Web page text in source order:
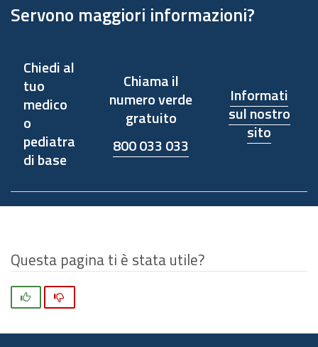
Addetti ai servizi
Donatori di sangue e volontari in ambito socio-
Personale degli
Servono maggiori informazioni?
Chiedi al
tuo
medico
o
pediatra
di base
Chiama il
numero verde
gratuito
800 033 033
Informati
sul nostro
sito
Questa pagina ti è stata utile?